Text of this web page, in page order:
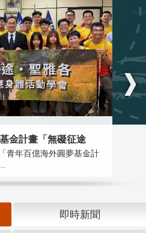
金計畫「無礙征途
青年百億海外圓夢基金計
即時新聞